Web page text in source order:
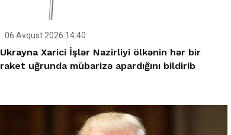
06 Avqust 2026 14:40
Ukrayna Xarici İşlər Nazirliyi ölkənin hər bir
raket uğrunda mübarizə apardığını bildirib